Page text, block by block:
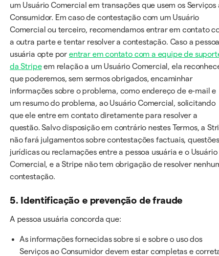
um Usuário Comercial em transações que usem os Serviços
Consumidor. Em caso de contestação com um Usuário
Comercial ou terceiro, recomendamos entrar em contato
a outra parte e tentar resolver a contestação. Caso a
usuária opte por entrar em contato com a equipe de
da Stripeem relação a um Usuário Comercial, ela
que poderemos, sem sermos obrigados, encaminhar
informações sobre o problema, como endereço de e-mail e
um resumo do problema, ao Usuário Comercial, solicitando
que ele entre em contato diretamente para resolver a
questão. Salvo disposição em contrário nestes Termos, a
não fará julgamentos sobre contestações factuais, questões
jurídicas ou reclamações entre a pessoa usuária e o Usuário
Comercial, e a Stripe não tem obrigação de resolver
contestação.
5. Identificação e prevenção de fraude
A pessoa usuária concorda que:
As informações fornecidas sobre si e sobre o uso dos
Serviços ao Consumidor devem estar completas e